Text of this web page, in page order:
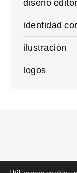
diseño
identidad
ilustración
logos